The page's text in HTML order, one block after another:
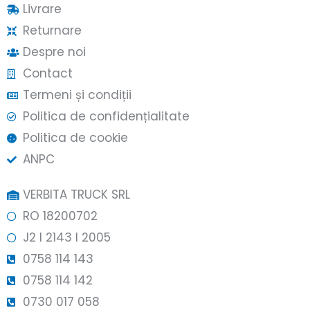
Livrare
Returnare
Despre noi
Contact
Termeni și condiții
Politica de confidențialitate
Politica de cookie
ANPC
VERBITA TRUCK SRL
RO 18200702
J2 l 2143 l 2005
0758 114 143
0758 114 142
0730 017 058